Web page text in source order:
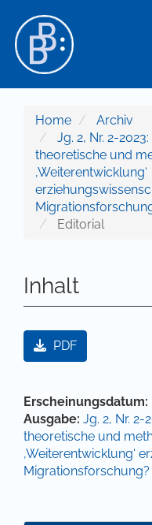
Hauptinhalt
Sidebar
Home
Archiv
Jg. 2, Nr. 2-
theoretische und
‚Weiterentwicklung‘
Editorial
Inhalt
Artikel-Sidebar
PDF
Artikel-
Erscheinungsdatum:
Ausgabe: Jg. 2, Nr. 2-
theoretische und
‚Weiterentwicklung‘
Migrationsforschung?